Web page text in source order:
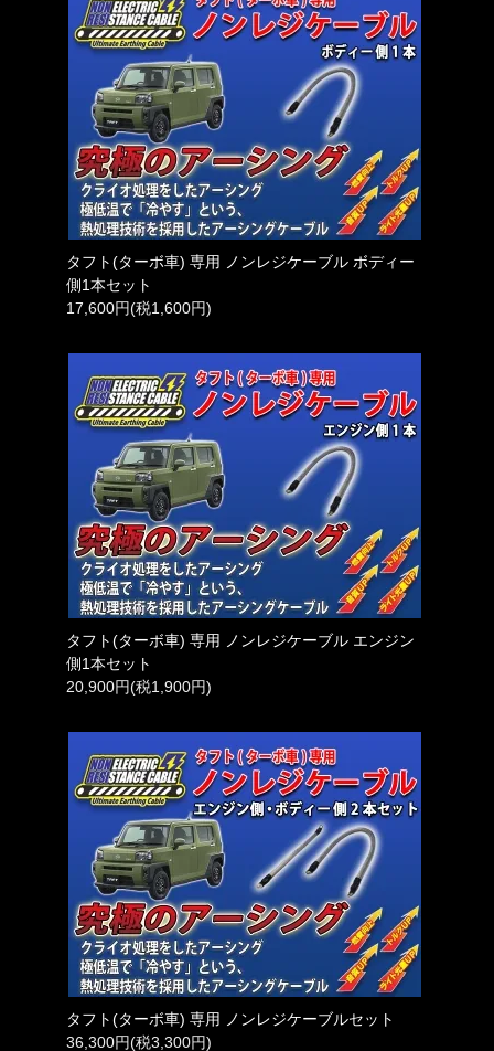
タフト(ターボ車) 専用 ノンレジケーブル ボディー
側1本セット
17,600円(税1,600円)
タフト(ターボ車) 専用 ノンレジケーブル エンジン
側1本セット
20,900円(税1,900円)
タフト(ターボ車) 専用 ノンレジケーブルセット
36,300円(税3,300円)